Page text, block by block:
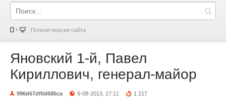
Полная версия сайта
Яновский 1-й, Павел
Кириллович, генерал-майор
996d67df0d686ca 9-08-2013, 17:11 1 217